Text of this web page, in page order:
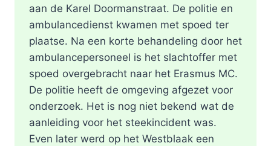
aan de Karel Doormanstraat. De politie en
ambulancedienst kwamen met spoed ter
plaatse. Na een korte behandeling door het
ambulancepersoneel is het slachtoffer met
spoed overgebracht naar het Erasmus MC.
De politie heeft de omgeving afgezet voor
onderzoek. Het is nog niet bekend wat de
aanleiding voor het steekincident was.
Even later werd op het Westblaak een